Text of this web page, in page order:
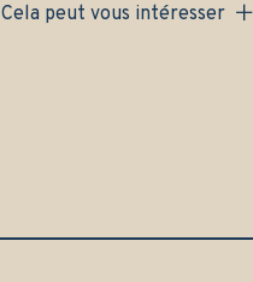
quantity
Cela peut vous intéresser